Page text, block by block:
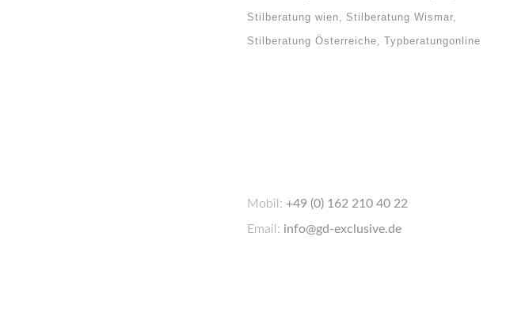
Stilberatung wien
Stilberatung Wismar
Stilberatung Österreiche
Typberatungonline
Mobil: +49 (0) 162 210 40 22
Email: info@gd-exclusive.de